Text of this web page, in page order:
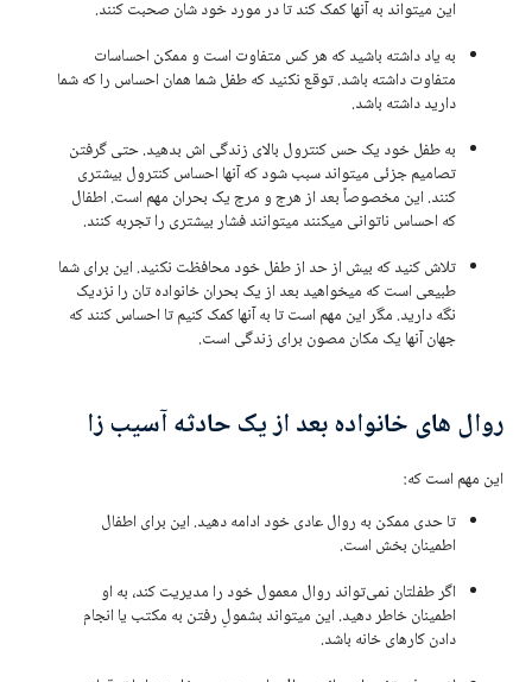
این میتواند به آنها کمک کند تا در مورد خود شان صحبت کنند.
به یاد داشته باشید که هر کس متفاوت است و ممکن احساسات
متفاوت داشته باشد. توقع نکنید که طفل شما همان احساس را که شما
دارید داشته باشد.
به طفل خود یک حس کنترول بالای زندگی اش بدهید. حتی گرفتن
تصامیم جزئی میتواند سبب شود که آنها احساس کنترول بیشتری
کنند. این مخصوصاً بعد از هرج و مرج یک بحران مهم است. اطفال
که احساس ناتوانی میکنند میتوانند فشار بیشتری را تجربه کنند.
تلاش کنید که بیش از حد از طفل خود محافظت نکنید. این برای شما
طبیعی است که میخواهید بعد از یک بحران خانواده تان را نزدیک
نگه دارید. مگر این مهم است تا به آنها کمک کنیم تا احساس کنند که
جهان آنها یک مکان مصون برای زندگی است.
روال های خانواده بعد از یک حادثه آسیب زا
این مهم است که:
تا حدی ممکن به روال عادی خود ادامه دهید. این برای اطفال
اطمینان بخش است.
اگر طفلتان نمی‌تواند روال معمول خود را مدیریت کند، به او
اطمینان خاطر دهید. این میتواند بشمولِ رفتن به مکتب یا انجام
دادن کارهای خانه باشد.